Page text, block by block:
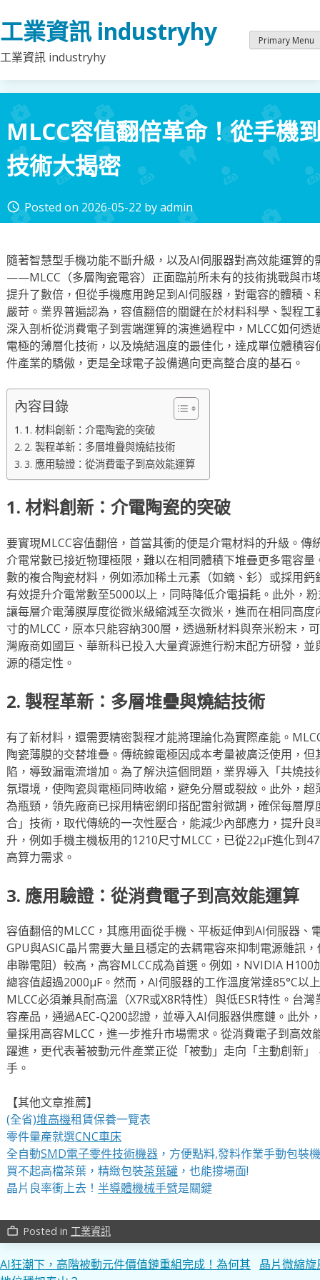
to
content
工業資訊 industryhy
工業資訊 industryhy
Primary Menu
MLCC容值翻倍革命！從手機
技術大揭密
access_time Posted on 2026-05-22 byadmin
隨著智慧型手機功能不斷升級，以及AI伺服器對高效能運算
——MLCC（多層陶瓷電容）正面臨前所未有的技術挑戰與市
提升了數倍，但從手機應用跨足到AI伺服器，對電容的體積
嚴苛。業界普遍認為，容值翻倍的關鍵在於材料科學、製程
深入剖析從消費電子到雲端運算的演進過程中，MLCC如何透
電極的薄層化技術，以及燒結溫度的最佳化，達成單位體積
件產業的驕傲，更是全球電子設備邁向更高整合度的基石。
內容目錄
1. 材料創新：介電陶瓷的突破
2. 製程革新：多層堆疊與燒結技術
3. 應用驗證：從消費電子到高效能運算
1. 材料創新：介電陶瓷的突破
要實現MLCC容值翻倍，首當其衝的便是介電材料的升級。
介電常數已接近物理極限，難以在相同體積下堆疊更多電容
數的複合陶瓷材料，例如添加稀土元素（如鏑、釤）或採用
有效提升介電常數至5000以上，同時降低介電損耗。此外，
讓每層介電薄膜厚度從微米級縮減至次微米，進而在相同高
寸的MLCC，原本只能容納300層，透過新材料與奈米粉末，
灣廠商如國巨、華新科已投入大量資源進行粉末配方研發，
源的穩定性。
2. 製程革新：多層堆疊與燒結技術
有了新材料，還需要精密製程才能將理論化為實際產能。
陶瓷薄膜的交替堆疊。傳統鎳電極因成本考量被廣泛使用，
陷，導致漏電流增加。為了解決這個問題，業界導入「共燒
氛環境，使陶瓷與電極同時收縮，避免分層或裂紋。此外，
為瓶頸，領先廠商已採用精密網印搭配雷射微調，確保每層
合」技術，取代傳統的一次性壓合，能減少內部應力，提升
升，例如手機主機板用的1210尺寸MLCC，已從22μF進化到
高算力需求。
3. 應用驗證：從消費電子到高效能運算
容值翻倍的MLCC，其應用面從手機、平板延伸到AI伺服器、
GPU與ASIC晶片需要大量且穩定的去耦電容來抑制電源雜訊
串聯電阻）較高，高容MLCC成為首選。例如，NVIDIA
總容值超過2000μF。然而，AI伺服器的工作溫度常達85°C以
MLCC必須兼具耐高溫（X7R或X8R特性）與低ESR特性。台
容產品，通過AEC-Q200認證，並導入AI伺服器供應鏈。此外
量採用高容MLCC，進一步推升市場需求。從消費電子到高效
躍進，更代表著被動元件產業正從「被動」走向「主動創新
手。
【其他文章推薦】
(全省)堆高機租賃保養一覽表
零件量產就選CNC車床
全自動SMD電子零件技術機器，方便點料,發料作業手動包裝機
買不起高檔茶葉，精緻包裝茶葉罐，也能撐場面!
晶片良率衝上去！ 半導體機械手臂是關鍵
work_outline Posted in 工業資訊
文
AI狂潮下，高階被動元件價值鏈重組完成！為何其 晶片微縮